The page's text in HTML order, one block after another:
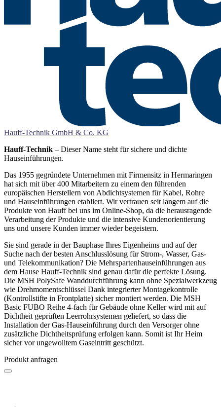
Hauff-Technik GmbH & Co. KG
Hauff-Technik – Dieser Name steht für sichere und dichte
Hauseinführungen.
Das 1955 gegründete Unternehmen mit Firmensitz in Hermaringen
hat sich mit über 400 Mitarbeitern zu einem den führenden
europäischen Herstellern von Abdichtsystemen für Kabel, Rohre
und Hauseinführungen etabliert. Wir vertrauen seit langem auf die
Produkte von Hauff bei uns im Online-Shop, da die herausragende
Verarbeitung der Produkte und die intensive Kundenorientierung
uns und unsere Kunden immer wieder begeistern.
Sie sind gerade in der Bauphase Ihres Eigenheims und auf der
Suche nach der besten Anschlusslösung für Strom-, Wasser, Gas-
und Telekommunikation? Die Mehrspartenhauseinführungen aus
dem Hause Hauff-Technik sind genau dafür die perfekte Lösung.
Die MSH PolySafe Wanddurchführung kann ohne Spezialwerkzeug
wie Drehmomentschlüssel Dank integrierter Montagekontrolle
(Kontrollstifte in Frontplatte) sicher montiert werden. Die MSH
Basic FUBO Reihe 4-fach für Gebäude ohne Keller wird mit auf
Dichtheit geprüften Leerrohrsystemen geliefert, so dass die
Installation der Gas-Hauseinführung durch den Versorger ohne
zusätzliche Dichtheitsprüfung erfolgen kann. Somit ist Ihr Heim
sicher vor ungewolltem Gaseintritt geschützt.
Produkt anfragen